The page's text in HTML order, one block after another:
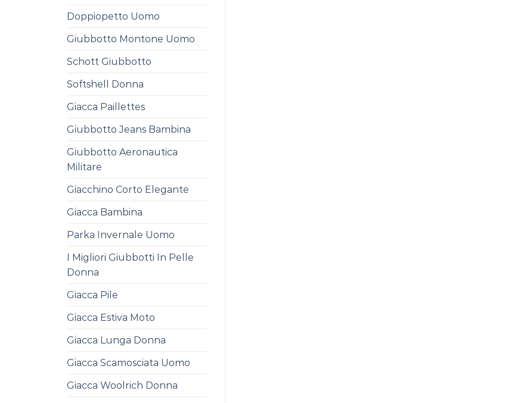
Doppiopetto Uomo
Giubbotto Montone Uomo
Schott Giubbotto
Softshell Donna
Giacca Paillettes
Giubbotto Jeans Bambina
Giubbotto Aeronautica
Militare
Giacchino Corto Elegante
Giacca Bambina
Parka Invernale Uomo
I Migliori Giubbotti In Pelle
Donna
Giacca Pile
Giacca Estiva Moto
Giacca Lunga Donna
Giacca Scamosciata Uomo
Giacca Woolrich Donna